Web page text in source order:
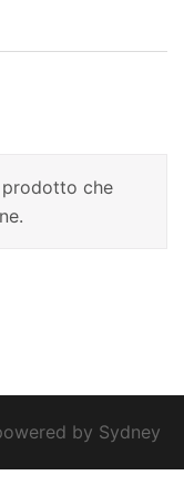
che
by Sydney